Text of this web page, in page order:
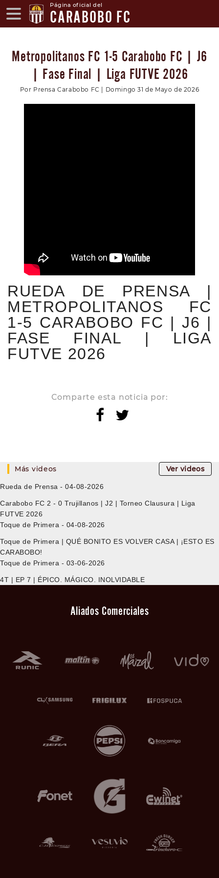
Página oficial del
CARABOBO FC
Metropolitanos FC 1-5 Carabobo FC | J6
| Fase Final | Liga FUTVE 2026
Por Prensa Carabobo FC | Domingo 31 de Mayo de 2026
RUEDA DE PRENSA |
METROPOLITANOS FC
1-5 CARABOBO FC | J6 |
FASE FINAL | LIGA
FUTVE 2026
Comparte esta noticia por:
Más videos Ver videos
Rueda de Prensa - 04-08-2026
Carabobo FC 2 - 0 Trujillanos | J2 | Torneo Clausura | Liga
FUTVE 2026
Toque de Primera - 04-08-2026
Toque de Primera | QUÉ BONITO ES VOLVER CASA | ¡ESTO ES
CARABOBO!
Toque de Primera - 03-06-2026
4T | EP 7 | ÉPICO. MÁGICO. INOLVIDABLE
Aliados Comerciales